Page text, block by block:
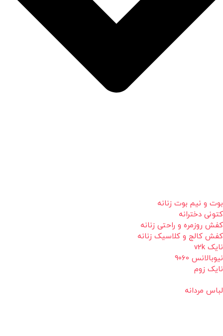
بوت و نیم بوت زنانه
کتونی دخترانه
کفش روزمره و راحتی زنانه
کفش کالج و کلاسیک زنانه
نایک v2k
نیوبالانس 9060
نایک زوم
لباس مردانه